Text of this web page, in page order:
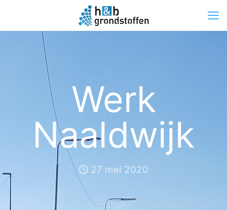
Werk
Naaldwijk
27 mei 2020